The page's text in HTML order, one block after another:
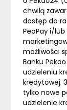
chwilą
dostęp do
PeoPay i/
możliwości
Banku
udzieleniu
kredytowej.
tylko nowe
udzielenie